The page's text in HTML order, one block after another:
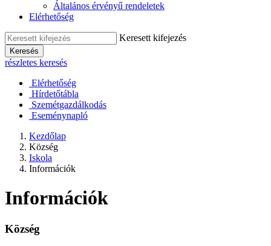
Általános érvényű rendeletek
Elérhetőség
Keresett kifejezés
Keresés
részletes keresés
Elérhetőség
Hírdetőtábla
Szemétgazdálkodás
Eseménynapló
Kezdőlap
Község
Iskola
Információk
Információk
Község